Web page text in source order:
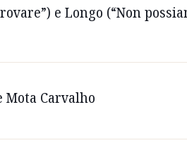
e Longo (“Non
Mota Carvalho